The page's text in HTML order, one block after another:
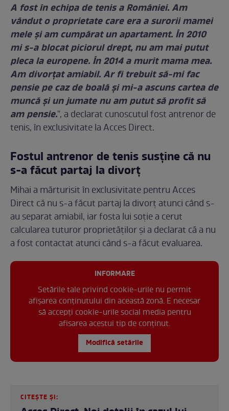
A fost în echipa de tenis a României. Am
vândut o proprietate care era a surorii mamei
mele și am cumpărat un apartament. În 2010
mi s-a blocat piciorul drept, nu am mai putut
pleca la europene. În 2014 a murit mama mea.
Am divorțat amiabil. Ar fi trebuit să-mi fac
pensie pe caz de boală și mi-a ascuns cartea de
muncă și un jumate nu am putut să profit să
am pensie.'', a declarat cunoscutul fost antrenor de
tenis, în exclusivitate la Acces Direct.
Fostul antrenor de tenis susține că nu
s-a făcut partaj la divorț
Mihai a mărturisit în exclusivitate pentru Acces
Direct că nu s-a făcut partaj la divorț atunci când s-
au separat amiabil, iar fosta lui soție a cerut
calcularea tuturor proprietăților și a declarat că a nu
a fost contactat atunci când s-a făcut evaluarea.
INFORMARE
Setările tale privind cookie-urile nu permit
afișarea conținutului din această zonă. E necesar
să accepți cookie-urile social media pentru
afisarea acestui tip de conținut.
Modifică setările
CITEȘTE ȘI: